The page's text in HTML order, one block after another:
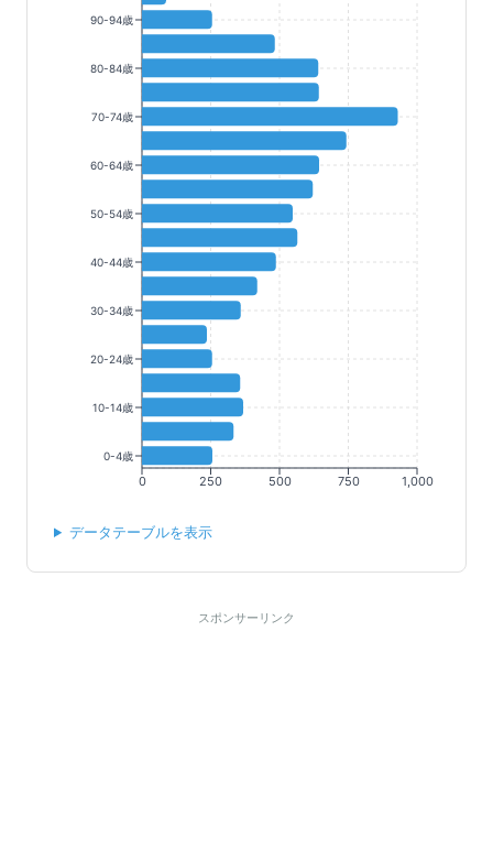
0 250 500 750 1,000
90-94歳
80-84歳
70-74歳
60-64歳
50-54歳
40-44歳
30-34歳
20-24歳
10-14歳
0-4歳
データテーブルを表示
スポンサーリンク